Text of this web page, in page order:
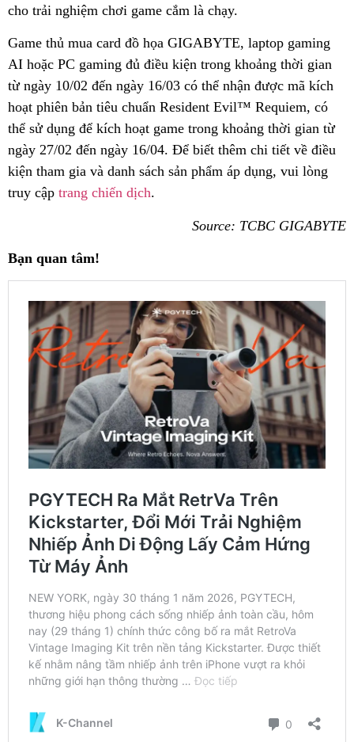
cho trải nghiệm chơi game cắm là chạy.
Game thủ mua card đồ họa GIGABYTE, laptop gaming
AI hoặc PC gaming đủ điều kiện trong khoảng thời gian
từ ngày 10/02 đến ngày 16/03 có thể nhận được mã kích
hoạt phiên bản tiêu chuẩn Resident Evil™ Requiem, có
thể sử dụng để kích hoạt game trong khoảng thời gian từ
ngày 27/02 đến ngày 16/04. Để biết thêm chi tiết về điều
kiện tham gia và danh sách sản phẩm áp dụng, vui lòng
truy cập trang chiến dịch.
Source: TCBC GIGABYTE
Bạn quan tâm!